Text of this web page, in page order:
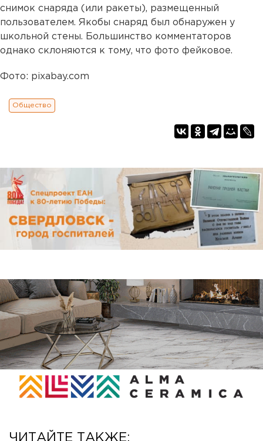
снимок снаряда (или ракеты), размещенный
пользователем. Якобы снаряд был обнаружен у
школьной стены. Большинство комментаторов
однако склоняются к тому, что фото фейковое.
Фото: pixabay.com
Общество
ЧИТАЙТЕ ТАКЖЕ: